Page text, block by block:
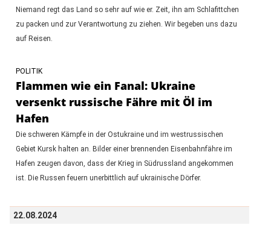
Niemand regt das Land so sehr auf wie er. Zeit, ihn am Schlafittchen
zu packen und zur Verantwortung zu ziehen. Wir begeben uns dazu
auf Reisen.
POLITIK
Flammen wie ein Fanal: Ukraine
versenkt russische Fähre mit Öl im
Hafen
Die schweren Kämpfe in der Ostukraine und im westrussischen
Gebiet Kursk halten an. Bilder einer brennenden Eisenbahnfähre im
Hafen zeugen davon, dass der Krieg in Südrussland angekommen
ist. Die Russen feuern unerbittlich auf ukrainische Dörfer.
22.08.2024